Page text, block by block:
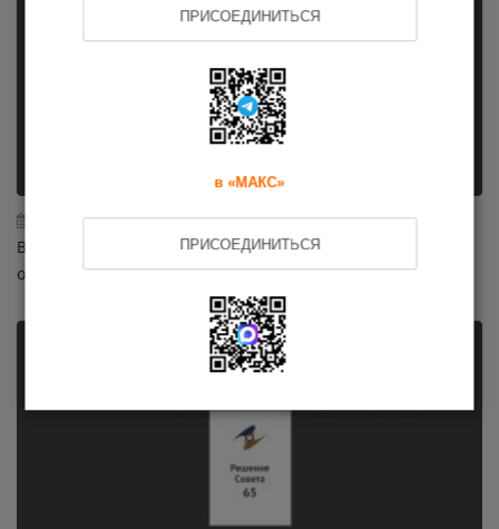
24.07.2026
Внесены изменения в техрегламент на машины и
оборудование: новые требования с 2026 года
ПРИСОЕДИНИТЬСЯ
в «МАКС»
ПРИСОЕДИНИТЬСЯ